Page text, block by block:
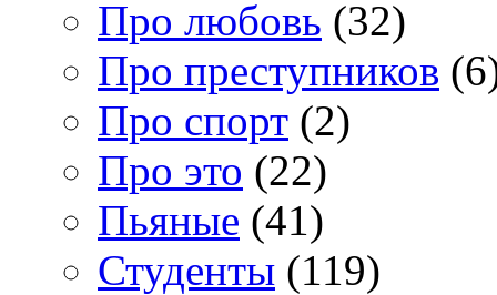
Про любовь (32)
Про преступников
Про спорт (2)
Про это (22)
Пьяные (41)
Студенты (119)